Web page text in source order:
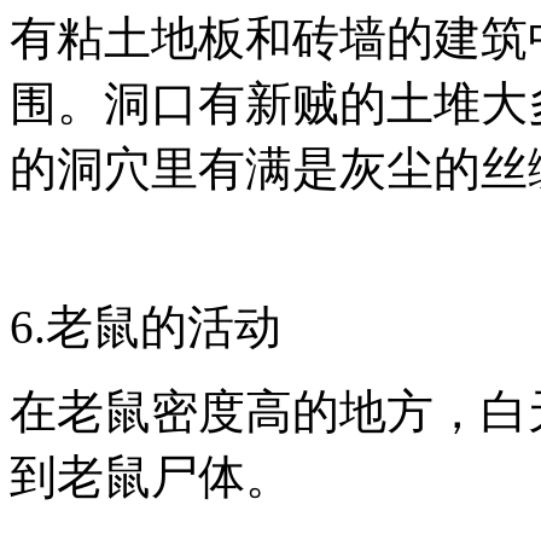
有粘土地板和砖墙的建
围。洞口有新贼的土堆
的洞穴里有满是灰尘的丝
6.老鼠的活动
在老鼠密度高的地方，
到老鼠尸体。